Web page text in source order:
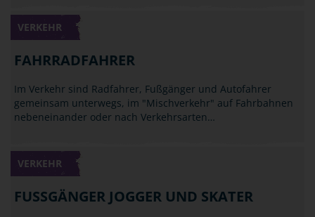
VERKEHR
FAHRRADFAHRER
Im Verkehr sind Radfahrer, Fußgänger und Autofahrer
gemeinsam unterwegs, im "Mischverkehr" auf Fahrbahnen
nebeneinander oder nach Verkehrsarten…
VERKEHR
FUSSGÄNGER JOGGER UND SKATER